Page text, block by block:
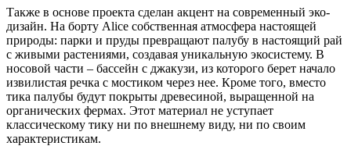
Также в основе проекта сделан акцент на современный эко-
дизайн. На борту Alice собственная атмосфера настоящей
природы: парки и пруды превращают палубу в настоящий рай
с живыми растениями, создавая уникальную экосистему. В
носовой части – бассейн с джакузи, из которого берет начало
извилистая речка с мостиком через нее. Кроме того, вместо
тика палубы будут покрыты древесиной, выращенной на
органических фермах. Этот материал не уступает
классическому тику ни по внешнему виду, ни по своим
характеристикам.